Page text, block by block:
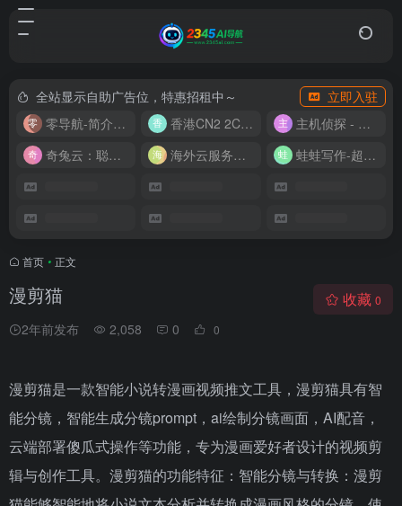
全站显示自助广告位，特惠招租中～
立即入驻
零导航-简介实用的网址导航
香港CN2 2C2G20M 9.9/月
主机侦探 - 少花钱，用好云
奇兔云：聪明人的“省”钱计划！
海外云服务器全网最低价 蛙蛙写作-超级AI智能写作助手
首页 • 正文
漫剪猫
2年前发布 2,058 0 0
收藏 0
漫剪猫是一款智能小说转漫画视频推文工具，漫剪猫具有智
能分镜，智能生成分镜prompt，ai绘制分镜画面，AI配音，
云端部署傻瓜式操作等功能，专为漫画爱好者设计的视频剪
辑与创作工具。漫剪猫的功能特征：智能分镜与转换：漫剪